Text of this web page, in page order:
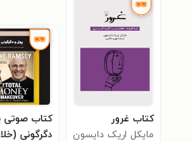
کتاب غرور
مایکل اریک دایسون
کتاب صوتی
دگرگونی